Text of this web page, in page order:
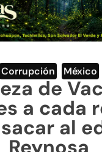
OPINIÓN
DEPORTES
ENGLISH SECTION
VIDEOS
Corrupción México
de
a cada
al